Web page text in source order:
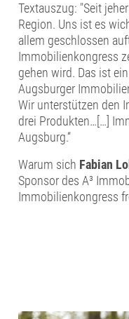
Textauszug: "Seit
Region. Uns ist es
allem geschlossen
Immobilienkongress
gehen wird. Das ist
Augsburger
Wir unterstützen den
drei Produkten…[…]
Augsburg.“
Warum sich Fabian
Sponsor des A³
Immobilienkongress